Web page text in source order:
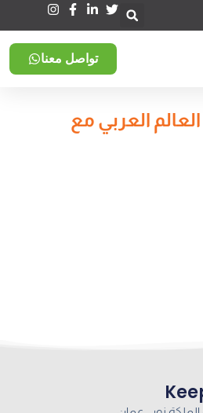
تواصل معنا
العربي مع